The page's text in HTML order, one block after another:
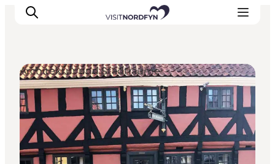
Erleben
Eventkalender
Essen und Trinken
Unterkünfte
Architektur und Stadträume